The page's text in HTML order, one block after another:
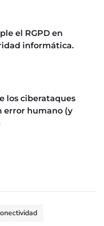
el RGPD en
informática.
los ciberataques
error humano (y